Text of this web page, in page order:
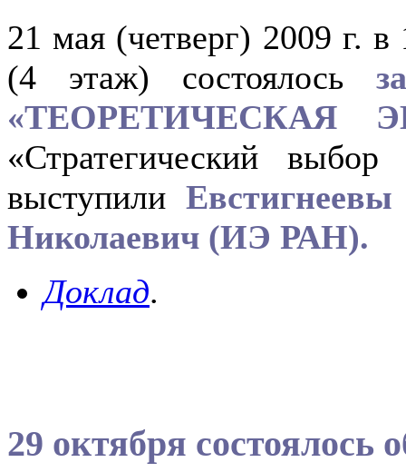
21 мая (четверг) 2009 г.
(4 этаж) состоялось
«ТЕОРЕТИЧЕСКАЯ
«Стратегический выбор
выступили
Николаевич (ИЭ РАН).
Доклад.
29 октября состоялось